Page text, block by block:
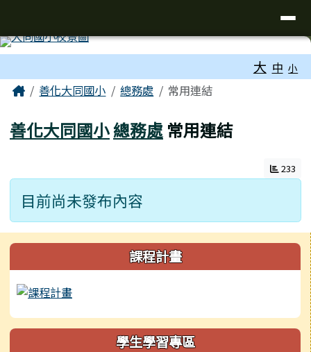
大 中 小
主內容區域
Home善化大同國小 總務處 常用連結
善化大同國小總務處 常用連結
233
目前尚未發布內容
左邊區域內容 課程計畫
學生學習專區
頁尾區域